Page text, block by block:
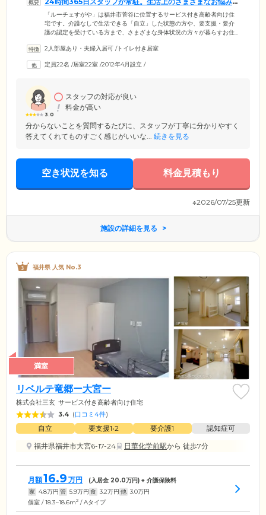
伺います
「ルーチェすがや」は福井市菅谷に位置するサービス付き高齢者向け住
宅です。介護なしで生活できる「自立」した状態の方や、要支援・要介
護の認定を受けている方まで、さまざまな身体状況の方々が暮らすお住
認を行い、ご入居のみなさまを見守ります。生活の上でのお困りごと
さい。ご入居者様が過ごされる居室は完全個室。お風呂付や、お二人で
2人部屋あり・夫婦入居可 /トイレ付き居室
定員22名 /居室22室 /2012年4月設立 /
3.0
スタッフの対応が良い
料金が高い
分からないことを質問するたびに、スタッフが丁寧に分かりやすく
答えてくれてものすごく感じがいいな... 続きを見る
空き状況を知る 料金見積もり
※2026/07/25更新
施設の詳細を見る
福井県 人気 No.3
満室
リベルテ竜郷ー大宮ー
株式会社三玄 サービス付き高齢者向け住宅
3.4 (口コミ4件)
自立 要支援1•2 要介護1
認知症可
福井県福井市大宮6-17-24
日華化学前駅から 徒歩7分
月額16.9 万円 (入居金 20.0万円) + 介護保険料
家 4.8万円 管 5.9万円 食 3.2万円 他 3.0万円
個室 / 18.3~18.6m2 / Aタイプ